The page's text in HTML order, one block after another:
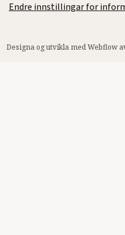
Endre innstillingar for
Designa og utvikla med Webflow